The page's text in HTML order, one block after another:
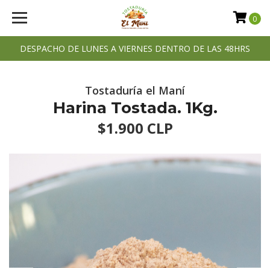
DESPACHO DE LUNES A VIERNES DENTRO DE LAS 48HRS
0
Tostaduría el Maní
Harina Tostada. 1Kg.
$1.900 CLP